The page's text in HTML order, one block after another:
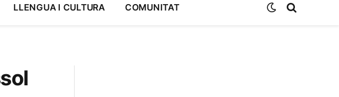
LLENGUA I CULTURA COMUNITAT